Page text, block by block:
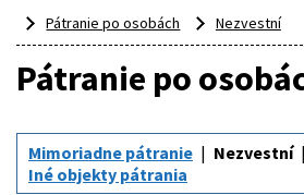
Pátranie po osobách
Nezvestní
Pátranie po
Mimoriadne pátranie Nezvestní
Iné objekty pátrania